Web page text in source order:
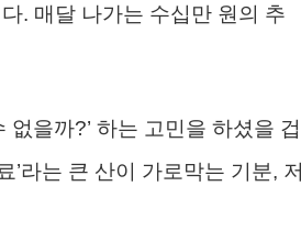
. 매달 나가는 수십만 원의 추
을까?’ 하는 고민을 하셨을 겁
’라는 큰 산이 가로막는 기분, 저